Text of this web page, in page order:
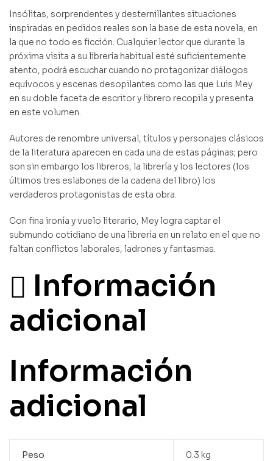
Insólitas, sorprendentes y desternillantes situaciones
inspiradas en pedidos reales son la base de esta novela, en
la que no todo es ficción. Cualquier lector que durante la
próxima visita a su librería habitual esté suficientemente
atento, podrá escuchar cuando no protagonizar diálogos
equívocos y escenas desopilantes como las que Luis Mey
en su doble faceta de escritor y librero recopila y presenta
en este volumen.
Autores de renombre universal, títulos y personajes clásicos
de la literatura aparecen en cada una de estas páginas; pero
son sin embargo los libreros, la librería y los lectores (los
últimos tres eslabones de la cadena del libro) los
verdaderos protagonistas de esta obra.
Con fina ironía y vuelo literario, Mey logra captar el
submundo cotidiano de una librería en un relato en el que no
faltan conflictos laborales, ladrones y fantasmas.
Información
adicional
Información
adicional
Peso 0.3 kg